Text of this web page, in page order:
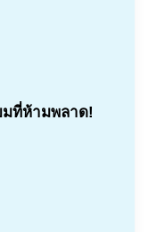
มที่ห้ามพลาด!